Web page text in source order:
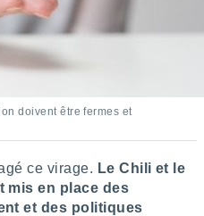
doivent être fermes et
ce virage. Le Chili et le
mis en place des
et des politiques